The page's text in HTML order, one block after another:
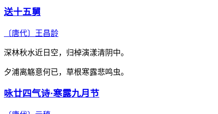
送十五舅
〔唐代〕 王昌龄
深林秋水近日空，归棹演漾清阴中。
夕浦离觞意何已，草根寒露悲鸣虫。
咏廿四气诗·寒露九月节